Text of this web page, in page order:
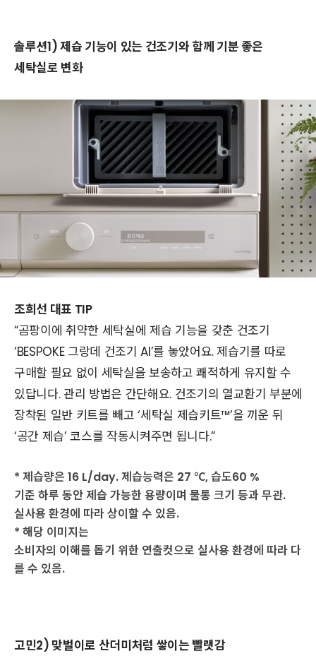
솔루션1) 제습 기능이 있는 건조기와 함께 기분 좋은
세탁실로 변화
조희선 대표 TIP
“곰팡이에 취약한 세탁실에 제습 기능을 갖춘 건조기
‘BESPOKE 그랑데 건조기 AI’를 놓았어요. 제습기를 따로
구매할 필요 없이 세탁실을 보송하고 쾌적하게 유지할 수
있답니다. 관리 방법은 간단해요. 건조기의 열교환기 부분에
장착된 일반 키트를 빼고 ‘세탁실 제습키트™’을 끼운 뒤
‘공간 제습’ 코스를 작동시켜주면 됩니다.”
* 제습량은 16 L/day. 제습능력은 27 ℃, 습도60 %
기준 하루 동안 제습 가능한 용량이며 물통 크기 등과 무관.
실사용 환경에 따라 상이할 수 있음.
* 해당 이미지는
소비자의 이해를 돕기 위한 연출컷으로 실사용 환경에 따라 다
를 수 있음.
고민2) 맞벌이로 산더미처럼 쌓이는 빨랫감